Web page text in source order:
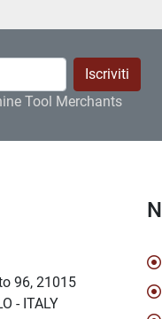
Iscriviti
Tool Merchants
96, 21015
- ITALY